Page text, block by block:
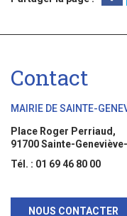
Contact
MAIRIE DE SAINTE-
Place Roger Perriaud,
91700 Sainte-
Tél. : 01 69 46 80 00
NOUS CONTACTER